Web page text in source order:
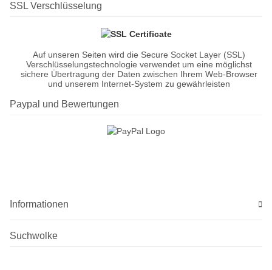
SSL Verschlüsselung
Auf unseren Seiten wird die Secure Socket Layer (SSL)
Verschlüsselungstechnologie verwendet um eine möglichst
sichere Übertragung der Daten zwischen Ihrem Web-Browser
und unserem Internet-System zu gewährleisten
Paypal und Bewertungen
Informationen
Suchwolke